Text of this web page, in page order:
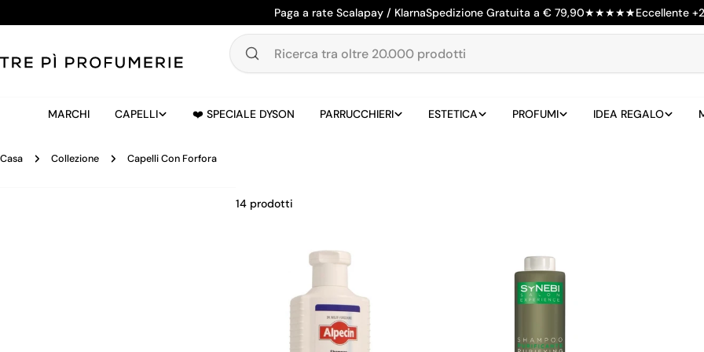
al
Paga a rate Scalapay / KlarnaSpedizione Gratuita a € 79,90★★★★★Eccellente
Ricerca
20.000
MARCHI CAPELLI ❤️ SPECIALE DYSON PARRUCCHIERI ESTETICA PROFUMI IDEA REGALO
Casa Collezione Capelli Con Forfora
14 prodotti